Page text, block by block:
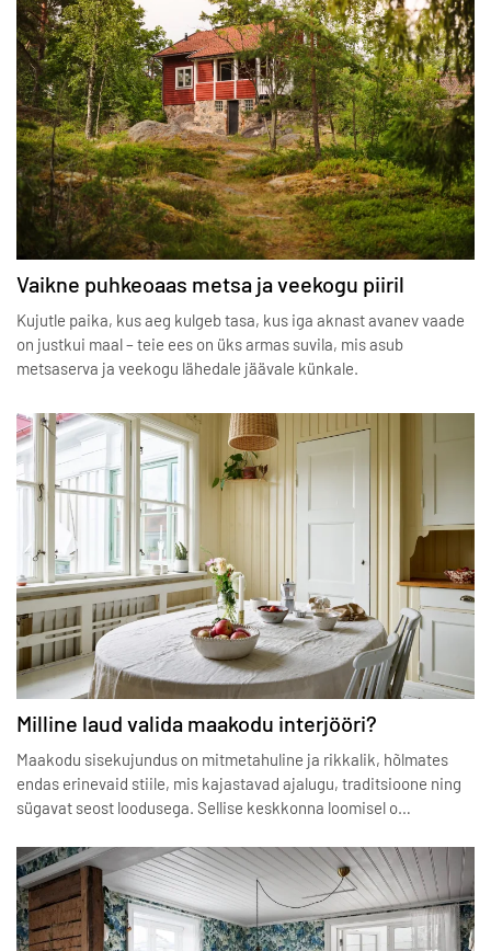
Vaikne puhkeoaas metsa ja veekogu piiril
Kujutle paika, kus aeg kulgeb tasa, kus iga aknast avanev vaade
on justkui maal – teie ees on üks armas suvila, mis asub
metsaserva ja veekogu lähedale jäävale künkale.
Milline laud valida maakodu interjööri?
Maakodu sisekujundus on mitmetahuline ja rikkalik, hõlmates
endas erinevaid stiile, mis kajastavad ajalugu, traditsioone ning
sügavat seost loodusega. Sellise keskkonna loomisel o…